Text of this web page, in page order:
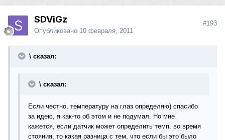
SDViGz
Опубликовано 10 февраля, 2011
#193
\ сказал:
\ сказал:
Если честно, температуру на глаз определяю) спасибо
за идею, я как-то об этом и не подумал. Но мне
кажется, если датчик может определить темп. во время
стояния, то какая разница с тем, что если бы это было